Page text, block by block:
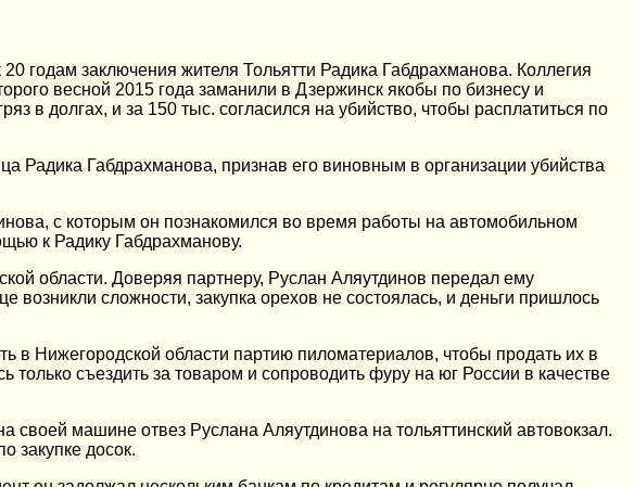
годам заключения жителя Тольятти Радика Габдрахманова. Коллегия
весной 2015 года заманили в Дзержинск якобы по бизнесу и
в долгах, и за 150 тыс. согласился на убийство, чтобы расплатиться по
Радика Габдрахманова, признав его виновным в организации убийства
с которым он познакомился во время работы на автомобильном
к Радику Габдрахманову.
области. Доверяя партнеру, Руслан Аляутдинов передал ему
сложности, закупка орехов не состоялась, и деньги пришлось
в Нижегородской области партию пиломатериалов, чтобы продать их в
съездить за товаром и сопроводить фуру на юг России в качестве
своей машине отвез Руслана Аляутдинова на тольяттинский автовокзал.
закупке досок.